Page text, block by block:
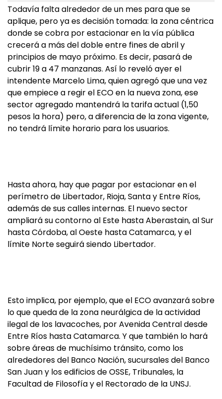
Todavía falta alrededor de un mes para que se
aplique, pero ya es decisión tomada: la zona céntrica
donde se cobra por estacionar en la vía pública
crecerá a más del doble entre fines de abril y
principios de mayo próximo. Es decir, pasará de
cubrir 19 a 47 manzanas. Así lo reveló ayer el
intendente Marcelo Lima, quien agregó que una vez
que empiece a regir el ECO en la nueva zona, ese
sector agregado mantendrá la tarifa actual (1,50
pesos la hora) pero, a diferencia de la zona vigente,
no tendrá límite horario para los usuarios.
Hasta ahora, hay que pagar por estacionar en el
perímetro de Libertador, Rioja, Santa y Entre Ríos,
además de sus calles internas. El nuevo sector
ampliará su contorno al Este hasta Aberastain, al Sur
hasta Córdoba, al Oeste hasta Catamarca, y el
límite Norte seguirá siendo Libertador.
Esto implica, por ejemplo, que el ECO avanzará sobre
lo que queda de la zona neurálgica de la actividad
ilegal de los lavacoches, por Avenida Central desde
Entre Ríos hasta Catamarca. Y que también lo hará
sobre áreas de muchísimo tránsito, como los
alrededores del Banco Nación, sucursales del Banco
San Juan y los edificios de OSSE, Tribunales, la
Facultad de Filosofía y el Rectorado de la UNSJ.